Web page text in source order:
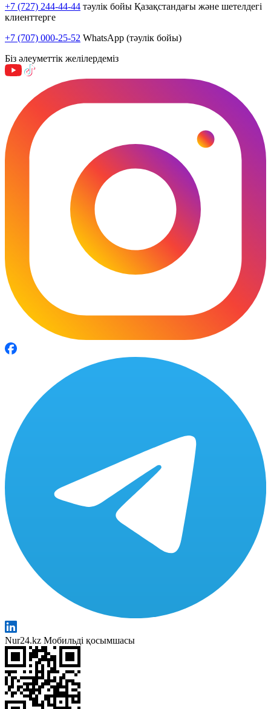
+7 (727) 244-44-44 тәулік бойы Қазақстандағы және шетелдегі
клиенттерге
+7 (707) 000-25-52 WhatsApp (тәулік бойы)
Біз әлеуметтік желілердеміз
Nur24.kz Мобильді қосымшасы